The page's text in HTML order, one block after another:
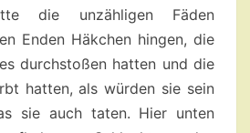
die unzähligen Fäden
Enden Häkchen hingen, die
durchstoßen hatten und die
hatten, als würden sie sein
sie auch taten. Hier unten